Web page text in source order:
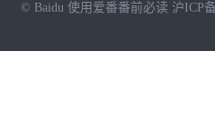
© Baidu 使用爱番番前必读 沪ICP